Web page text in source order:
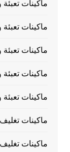
ماكينات
ماكينات
ماكينات
ماكينات
ماكينات
ماكينات
ماكينات